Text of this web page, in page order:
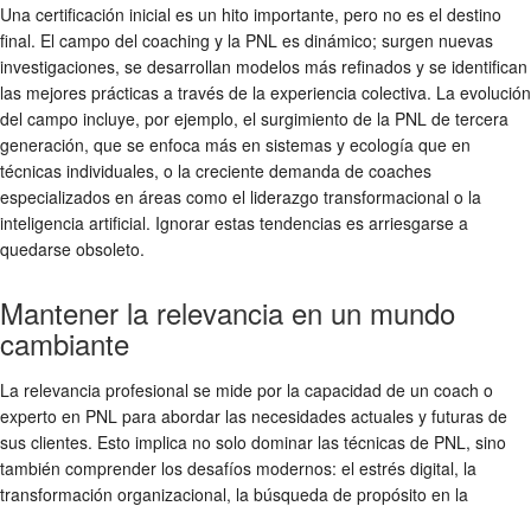
Una certificación inicial es un hito importante, pero no es el destino
final. El campo del coaching y la PNL es dinámico; surgen nuevas
investigaciones, se desarrollan modelos más refinados y se identifican
las mejores prácticas a través de la experiencia colectiva. La evolución
del campo incluye, por ejemplo, el surgimiento de la PNL de tercera
generación, que se enfoca más en sistemas y ecología que en
técnicas individuales, o la creciente demanda de coaches
especializados en áreas como el liderazgo transformacional o la
inteligencia artificial. Ignorar estas tendencias es arriesgarse a
quedarse obsoleto.
Mantener la relevancia en un mundo
cambiante
La relevancia profesional se mide por la capacidad de un coach o
experto en PNL para abordar las necesidades actuales y futuras de
sus clientes. Esto implica no solo dominar las técnicas de PNL, sino
también comprender los desafíos modernos: el estrés digital, la
transformación organizacional, la búsqueda de propósito en la